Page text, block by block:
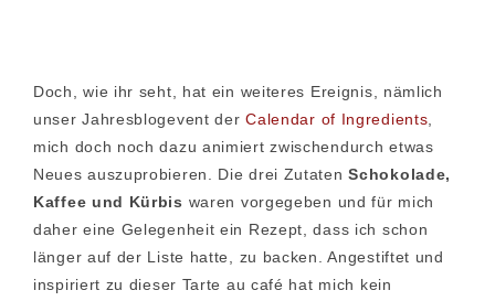
Doch, wie ihr seht, hat ein weiteres Ereignis, nämlich
unser Jahresblogevent derCalendar of Ingredients
mich doch noch dazu animiert zwischendurch etwas
Neues auszuprobieren. Die drei ZutatenSchokolade,
Kaffee und Kürbis waren vorgegeben und für mich
daher eine Gelegenheit ein Rezept, dass ich schon
länger auf der Liste hatte, zu backen. Angestiftet und
inspiriert zu dieser Tarte au café hat mich kein